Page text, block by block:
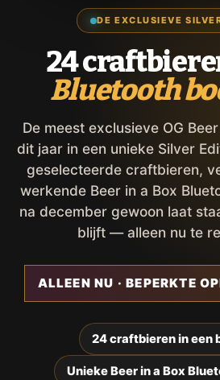
DE EXCLUSIEVE
24
Bluetooth
De meest exclusieve OG
dit jaar in een unieke Silver
geselecteerde craftbieren,
werkende Beer in a Box
na december gewoon laat
blijft — alleen nu te
ALLEEN NU · BEPERKTE
24 craftbieren in een
Unieke Beer in a Box